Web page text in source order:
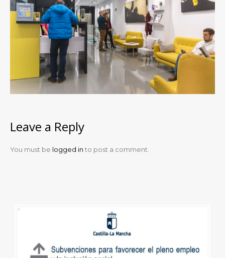
Leave a Reply
You must be logged in to post a comment.